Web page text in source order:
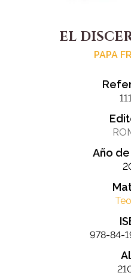
EL
PAPA
Año
978-84-